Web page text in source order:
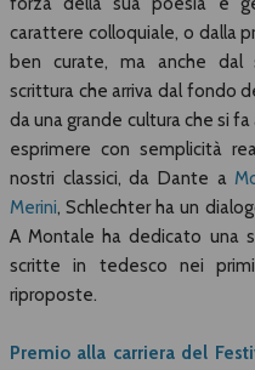
carattere colloquiale, o dalla
ben curate, ma anche
scrittura che arriva dal fondo
da una grande cultura che si
esprimere con semplicità
nostri classici, da Dante a
Merini, Schlechter ha un
A Montale ha dedicato una
scritte in tedesco nei
riproposte.
Premio alla carriera del